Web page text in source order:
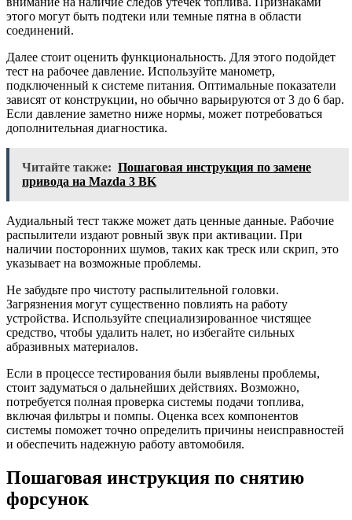
этого могут быть подтеки или темные пятна в области
соединений.
Далее стоит оценить функциональность. Для этого подойдет
тест на рабочее давление. Используйте манометр,
подключенный к системе питания. Оптимальные показатели
зависят от конструкции, но обычно варьируются от 3 до 6 бар.
Если давление заметно ниже нормы, может потребоваться
дополнительная диагностика.
Читайте также: Пошаговая инструкция по замене
привода на Mazda 3 BK
Аудиальный тест также может дать ценные данные. Рабочие
распылители издают ровный звук при активации. При
наличии посторонних шумов, таких как треск или скрип, это
указывает на возможные проблемы.
Не забудьте про чистоту распылительной головки.
Загрязнения могут существенно повлиять на работу
устройства. Используйте специализированное чистящее
средство, чтобы удалить налет, но избегайте сильных
абразивных материалов.
Если в процессе тестирования были выявлены проблемы,
стоит задуматься о дальнейших действиях. Возможно,
потребуется полная проверка системы подачи топлива,
включая фильтры и помпы. Оценка всех компонентов
системы поможет точно определить причины неисправностей
и обеспечить надежную работу автомобиля.
Пошаговая инструкция по снятию
форсунок